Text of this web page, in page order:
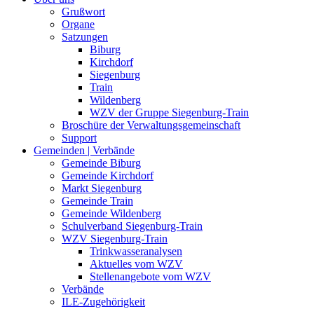
Grußwort
Organe
Satzungen
Biburg
Kirchdorf
Siegenburg
Train
Wildenberg
WZV der Gruppe Siegenburg-Train
Broschüre der Verwaltungsgemeinschaft
Support
Gemeinden | Verbände
Gemeinde Biburg
Gemeinde Kirchdorf
Markt Siegenburg
Gemeinde Train
Gemeinde Wildenberg
Schulverband Siegenburg-Train
WZV Siegenburg-Train
Trinkwasseranalysen
Aktuelles vom WZV
Stellenangebote vom WZV
Verbände
ILE-Zugehörigkeit